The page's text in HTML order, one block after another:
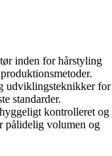
inden for hårstyling
udviklingsteknikker for
standarder.
kontrolleret og
pålidelig volumen og